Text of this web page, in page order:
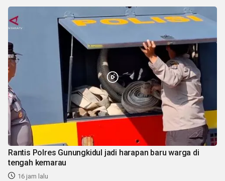
Rantis Polres Gunungkidul jadi harapan baru warga di
tengah kemarau
16 jam lalu